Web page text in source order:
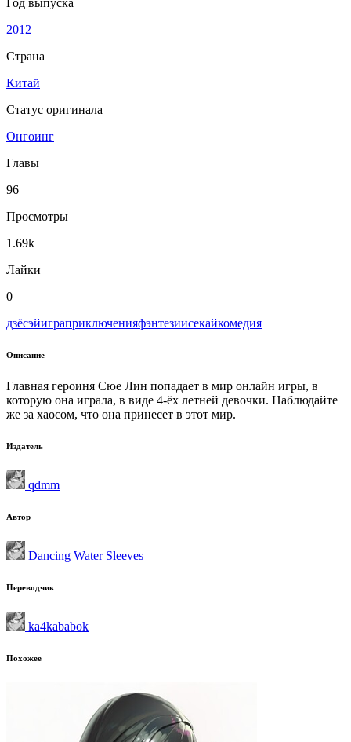
2012
Страна
Китай
Статус оригинала
Онгоинг
Главы
96
Просмотры
1.69k
Лайки
0
дзёсэйиграприключенияфэнтезиисекайкомедия
Описание
Главная героиня Сюе Лин попадает в мир онлайн игры, в
которую она играла, в виде 4-ёх летней девочки. Наблюдайте
же за хаосом, что она принесет в этот мир.
Издатель
qdmm
Автор
Dancing Water Sleeves
Переводчик
ka4kababok
Похожее